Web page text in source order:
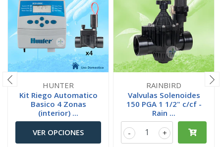
HUNTER
Kit Riego Automatico
Basico 4 Zonas
(interior) ...
VER OPCIONES
RAINBIRD
Valvulas Solenoides
150 PGA 1 1/2" c/cf -
Rain ...
+
-